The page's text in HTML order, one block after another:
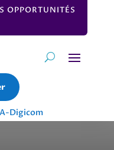
OPPORTUNITÉS
Digicom